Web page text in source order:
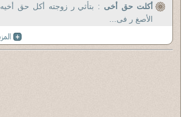
أكلت حق أخى : بتأثي ر زوجته أكل حق أخيه
الأصغ ر فى...